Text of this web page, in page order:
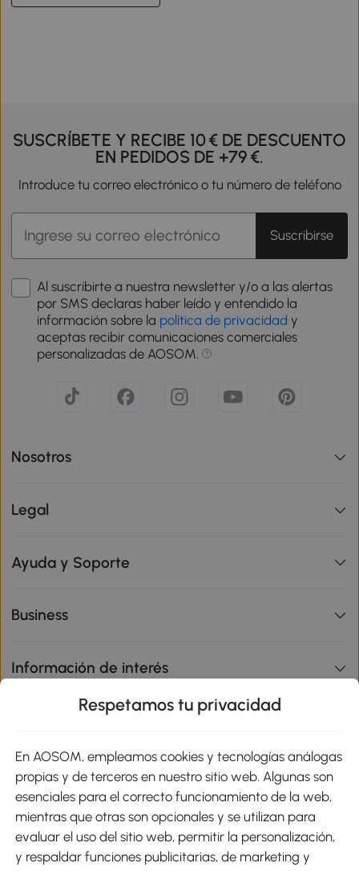
SUSCRÍBETE Y RECIBE 10 € DE DESCUENTO
EN PEDIDOS DE +79 €.
Introduce tu correo electrónico o tu número de teléfono
Suscribirse
Al suscribirte a nuestra newsletter y/o a las alertas
por SMS declaras haber leído y entendido la
información sobre la política de privacidad y
aceptas recibir comunicaciones comerciales
personalizadas de AOSOM.
Nosotros
Legal
Ayuda y Soporte
Business
Información de interés
Métodos de Pago
Respetamos tu privacidad
En AOSOM, empleamos cookies y tecnologías análogas
propias y de terceros en nuestro sitio web. Algunas son
esenciales para el correcto funcionamiento de la web,
mientras que otras son opcionales y se utilizan para
evaluar el uso del sitio web, permitir la personalización,
y respaldar funciones publicitarias, de marketing y